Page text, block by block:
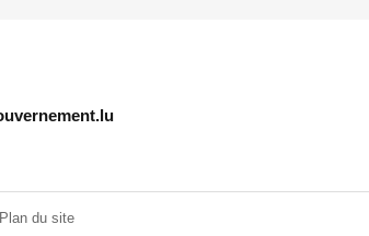
Plan du site